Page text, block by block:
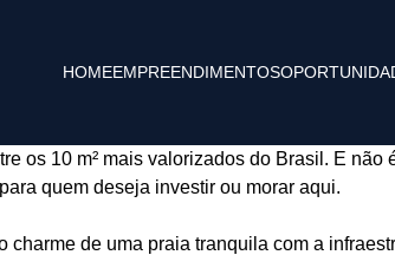
HOMEEMPREENDIMENTOS
os 10 m² mais valorizados do Brasil. E
quem deseja investir ou morar aqui.
charme de uma praia tranquila com a